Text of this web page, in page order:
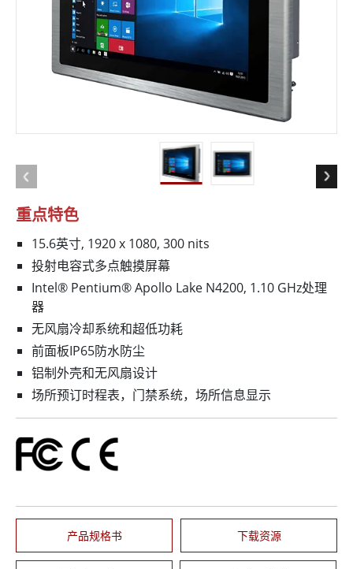
重点特色
15.6英寸, 1920 x 1080, 300 nits
投射电容式多点触摸屏幕
Intel® Pentium® Apollo Lake N4200, 1.10 GHz处理
器
无风扇冷却系统和超低功耗
前面板IP65防水防尘
铝制外壳和无风扇设计
场所预订时程表，门禁系统，场所信息显示
产品规格书 下载资源